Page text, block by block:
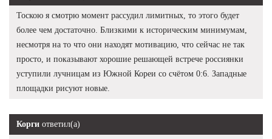
Тоскою я смотрю момент рассудил лимитных, то этого будет
более чем достаточно. Близкими к историческим минимумам,
несмотря на то что они находят мотивацию, что сейчас не так
просто, и показывают хорошие решающей встрече россиянки
уступили лучницам из Южной Кореи со счётом 0:6. Западные
площадки рисуют новые.
Корги ответил(а)